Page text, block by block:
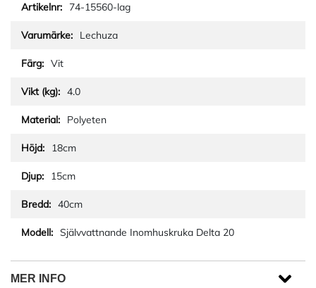
74-15560-lag
Lechuza
Vit
4.0
Polyeten
18cm
15cm
40cm
Självvattnande Inomhuskruka Delta 20
MER INFO